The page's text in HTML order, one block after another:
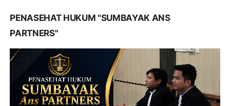
PENASEHAT HUKUM "SUMBAYAK ANS
PARTNERS"